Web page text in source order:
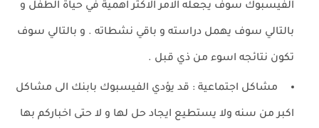
الفيسبوك سوف يجعله الامر الاكثر اهمية في حياة الطفل و
بالتالي سوف يهمل دراسته و باقي نشطاته . و بالتالي سوف
تكون نتائجه اسوء من ذي قبل .
مشاكل اجتماعية : قد يؤدي الفيسبوك بابنك الى مشاكل
اكبر من سنه ولا يستطيع ايجاد حل لها و لا حتى اخباركم بها